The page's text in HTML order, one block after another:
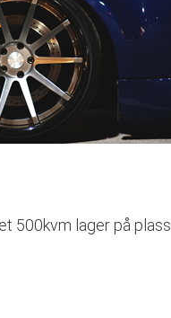
500kvm lager på plass.